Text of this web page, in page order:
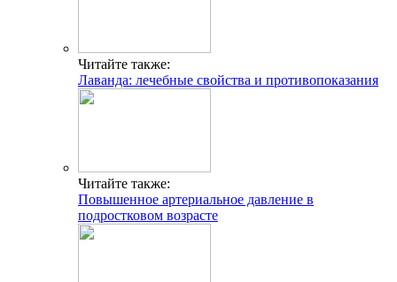
Читайте также:
Лаванда: лечебные свойства и противопоказания
Читайте также:
Повышенное артериальное давление в
подростковом возрасте